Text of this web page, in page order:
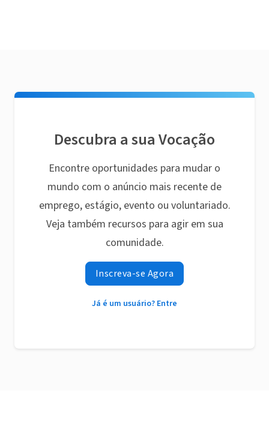
Descubra a sua Vocação
Encontre oportunidades para mudar o
mundo com o anúncio mais recente de
emprego, estágio, evento ou voluntariado.
Veja também recursos para agir em sua
comunidade.
Inscreva-se Agora
Já é um usuário? Entre